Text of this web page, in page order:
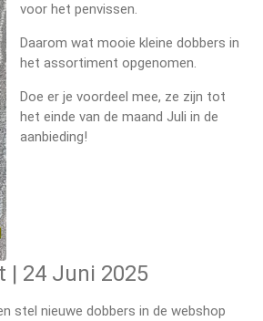
voor het penvissen.
Daarom wat mooie kleine dobbers in
het assortiment opgenomen.
Doe er je voordeel mee, ze zijn tot
het einde van de maand Juli in de
aanbieding!
| 24 Juni 2025
stel nieuwe dobbers in de webshop